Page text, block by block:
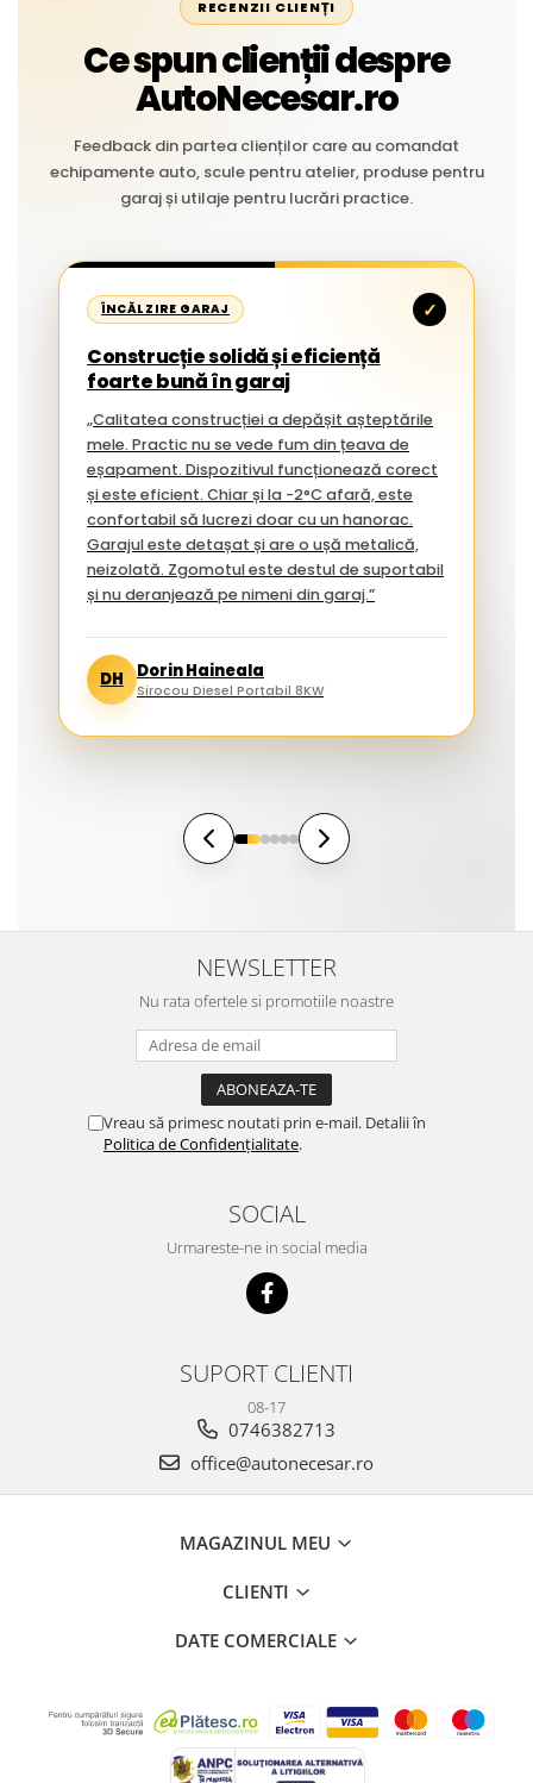
RECENZII CLIENȚI
Ce spun clienții despre
AutoNecesar.ro
Feedback din partea clienților care au comandat
echipamente auto, scule pentru atelier, produse pentru
garaj și utilaje pentru lucrări practice.
ÎNCĂLZIRE GARAJ ✓
Construcție solidă și eficiență
foarte bună în garaj
„Calitatea construcției a depășit așteptările
mele. Practic nu se vede fum din țeava de
eșapament. Dispozitivul funcționează corect
și este eficient. Chiar și la -2°C afară, este
confortabil să lucrezi doar cu un hanorac.
Garajul este detașat și are o ușă metalică,
neizolată. Zgomotul este destul de suportabil
și nu deranjează pe nimeni din garaj.”
DH Dorin Haineala
Sirocou Diesel Portabil 8KW
NEWSLETTER
Nu rata ofertele si promotiile noastre
Vreau să primesc noutati prin e-mail. Detalii în
Politica de Confidențialitate.
SOCIAL
Urmareste-ne in social media
SUPORT CLIENTI
08-17
0746382713
office@autonecesar.ro
MAGAZINUL MEU
CLIENTI
DATE COMERCIALE